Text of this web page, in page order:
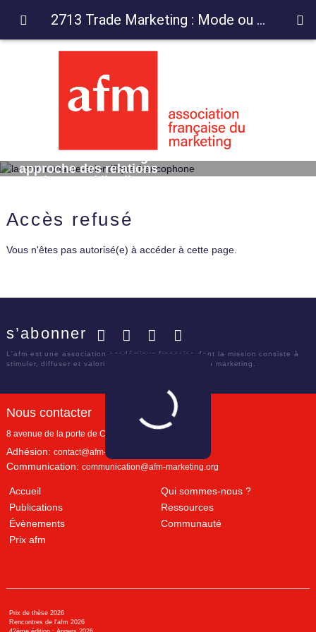
approche des relations
producteurs/distributeurs ?
Accès refusé
Vous n'êtes pas autorisé(e) à accéder à cette page.
s’abonner
L'afm est une association académique française dont la mission consiste à
stimuler, diffuser et valoriser le savoir scientifique en marketing.
Nous contacter
8 avenue de la porte de Champerret
Adhésion: contact@afm-marketing.org
Communication: communication@afm-marketing.org
Accueil
Qui sommes-nous ?
Publications
Ressources
Évènements
Communauté
Prix afm
Prix de thèse 2026
Rencontres de l'afm 2026
2713 Trade Marketing : Mode ou nouvelle approche des relations producteurs/distributeurs ?